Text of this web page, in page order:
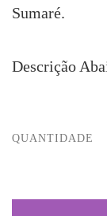
Sumaré.
Descrição
QUANTIDADE